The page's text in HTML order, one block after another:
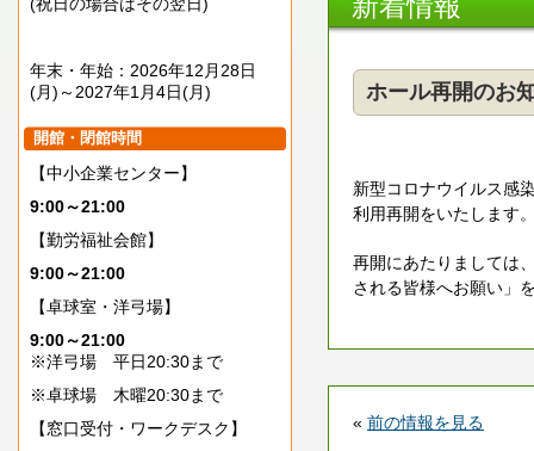
年末・年始：2026年12月28日
(月)～2027年1月4日(月)
開館・閉館時間
【中小企業センター】
9:00～21:00
【勤労福祉会館】
9:00～21:00
【卓球室・洋弓場】
9:00～21:00
※洋弓場 平日20:30まで
※卓球場 木曜20:30まで
【窓口受付・ワークデスク】
ホール再開のお
新型コロナウイルス感
利用再開をいたします
再開にあたりましては
される皆様へお願い」
« 前の情報を見る